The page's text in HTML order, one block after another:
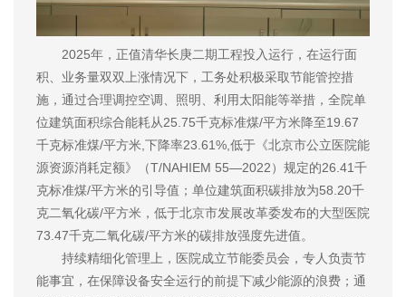
2025年，正值清华长庚二期工程投入运行，在运行面
积、业务量双双上涨情况下，工务处积极采取节能管控措
施，通过合理调控空调、照明、利用太阳能等举措，全院单
位建筑面积综合能耗从25.75千克标准煤/平方米降至19.67
千克标准煤/平方米,下降率23.61%,低于《北京市公立医院能
源资源消耗定额》（T/NAHIEM 55—2022）规定的26.41千
克标准煤/平方米的引导值；单位建筑面积碳排放为58.20千
克二氧化碳/平方米，低于北京市发展改革委发布的大型医院
73.47千克二氧化碳/平方米的碳排放强度先进值。
持续精细化管理上，医院成立节能委员会，专人负责节
能事宜，在保障设备安全运行的前提下减少能源的浪费；通